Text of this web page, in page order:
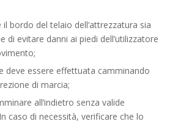
il bordo del telaio dell’attrezzatura sia
di evitare danni ai piedi dell’utilizzatore
deve essere effettuata camminando
di marcia;
all’indietro senza valide
caso di necessità, verificare che lo